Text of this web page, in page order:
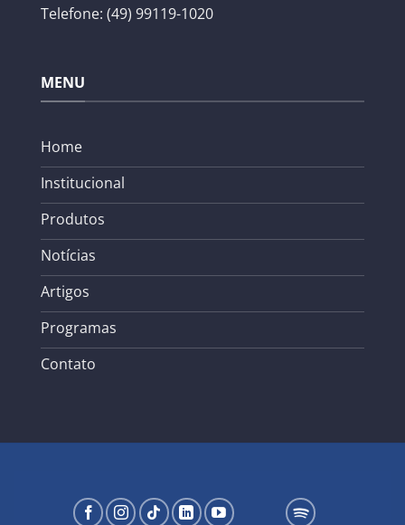
Telefone: (49) 99119-1020
MENU
Home
Institucional
Produtos
Notícias
Artigos
Programas
Contato